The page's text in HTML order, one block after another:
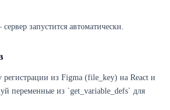
запустится автоматически.
регистрации из Figma (file_key) на React и
переменные из `get_variable_defs` для